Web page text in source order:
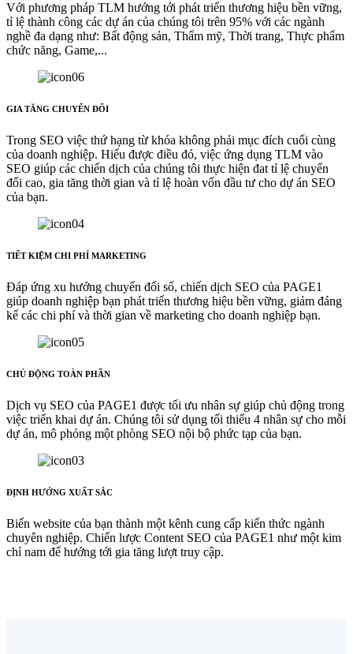
Với phương pháp TLM hướng tới phát triển thương hiệu bền vững,
tỉ lệ thành công các dự án của chúng tôi trên 95% với các ngành
nghề đa dạng như: Bất động sản, Thẩm mỹ, Thời trang, Thực phẩm
chức năng, Game,...
GIA TĂNG CHUYỂN ĐỔI
Trong SEO việc thứ hạng từ khóa không phải mục đích cuối cùng
của doanh nghiệp. Hiểu được điều đó, việc ứng dụng TLM vào
SEO giúp các chiến dịch của chúng tôi thực hiện đat tỉ lệ chuyển
đổi cao, gia tăng thời gian và tỉ lệ hoàn vốn đầu tư cho dự án SEO
của bạn.
TIẾT KIỆM CHI PHÍ MARKETING
Đáp ứng xu hướng chuyển đổi số, chiến dịch SEO của PAGE1
giúp doanh nghiệp bạn phát triển thương hiệu bền vững, giảm đáng
kể các chi phí và thời gian về marketing cho doanh nghiệp bạn.
CHỦ ĐỘNG TOÀN PHẦN
Dịch vụ SEO của PAGE1 được tối ưu nhân sự giúp chủ động trong
việc triển khai dự án. Chúng tôi sử dụng tối thiểu 4 nhân sự cho mỗi
dự án, mô phỏng một phòng SEO nội bộ phức tạp của bạn.
ĐỊNH HƯỚNG XUẤT SẮC
Biến website của bạn thành một kênh cung cấp kiến thức ngành
chuyên nghiệp. Chiến lược Content SEO của PAGE1 như một kim
chỉ nam để hướng tới gia tăng lượt truy cập.